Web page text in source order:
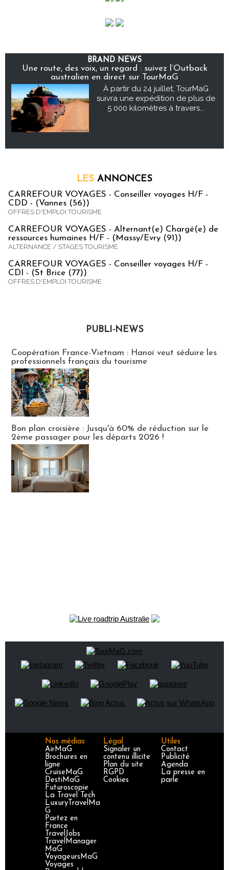
BRAND NEWS
Une route, des voix, un regard : suivez l’Outback
australien en direct sur TourMaG
À partir du 24 juillet, TourMaG
suivra une expédition de plus de
5 000 kilomètres à travers...
LES ANNONCES
CARREFOUR VOYAGES - Conseiller voyages H/F -
CDD - (Vannes (56))
OFFRES D'EMPLOI TOURISME
CARREFOUR VOYAGES - Alternant(e) Chargé(e) de
ressources humaines H/F - (Massy/Evry (91))
ALTERNANCE / STAGES TOURISME
CARREFOUR VOYAGES - Conseiller voyages H/F -
CDI - (St Brice (77))
OFFRES D'EMPLOI TOURISME
PUBLI-NEWS
Coopération France-Vietnam : Hanoï veut séduire les
professionnels français du tourisme
Bon plan croisière : Jusqu'à 60% de réduction sur le
2ème passager pour les départs 2026 !
Nos médias
AirMaG
Brochures en
ligne
CruiseMaG
DestiMaG
Futuroscopie
La Travel Tech
LuxuryTravelMa
G
Partez en
France
TravelJobs
TravelManager
MaG
VoyageursMaG
Voyages
Légal
Signaler un
contenu illicite
Plan du site
RGPD
Cookies
Utiles
Contact
Publicité
Agenda
La presse en
parle